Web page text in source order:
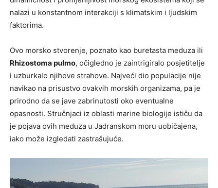
nalazi u konstantnom interakciji s klimatskim i ljudskim
faktorima.
Ovo morsko stvorenje, poznato kao buretasta meduza ili
Rhizostoma pulmo, očigledno je zaintrigiralo posjetitelje
i uzburkalo njihove strahove. Najveći dio populacije nije
navikao na prisustvo ovakvih morskih organizama, pa je
prirodno da se jave zabrinutosti oko eventualne
opasnosti. Stručnjaci iz oblasti marine biologije ističu da
je pojava ovih meduza u Jadranskom moru uobičajena,
iako može izgledati zastrašujuće.